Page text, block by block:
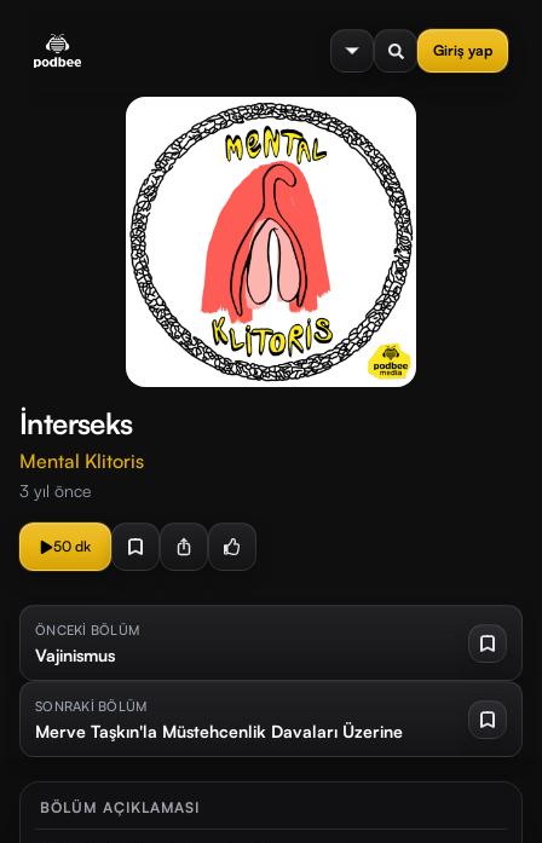
Giriş yap
menu
İnterseks
Mental Klitoris
3 yıl önce
50 dk
ÖNCEKİ BÖLÜM
Vajinismus
SONRAKİ BÖLÜM
Merve Taşkın'la Müstehcenlik Davaları Üzerine
BÖLÜM AÇIKLAMASI